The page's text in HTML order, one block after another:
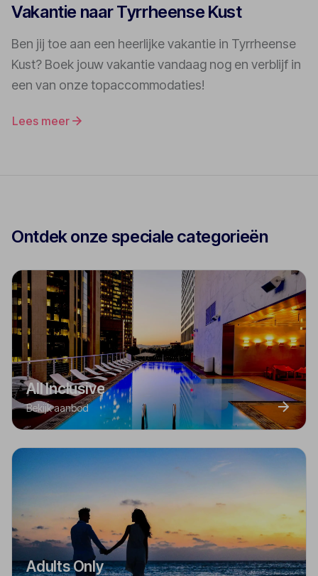
Vakantie naar Tyrrheense Kust
Ben jij toe aan een heerlijke vakantie in Tyrrheense
Kust? Boek jouw vakantie vandaag nog en verblijf in
een van onze topaccommodaties!
Lees meer
Ontdek onze speciale categorieën
All Inclusive
Bekijk aanbod
Adults Only